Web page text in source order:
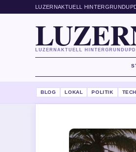
LUZERNAKTUELL
LUZERNAKTUELL
BLOG LOKAL POLITIK